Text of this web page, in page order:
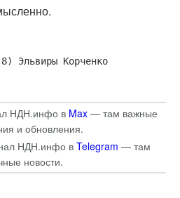
Эльвиры Корченко
НДН.инфо в Max — там важные
и обновления.
НДН.инфо в Telegram — там
новости.